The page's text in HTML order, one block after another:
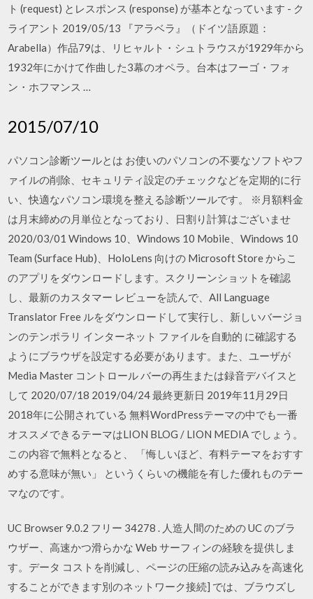
ト (request) とレスポンス (response) が基本となっています - ク
ライアント 2019/05/13 『アラベラ』（ドイツ語原題：
Arabella）作品79は、リヒャルト・シュトラウスが1929年から
1932年にかけて作曲した3幕のオペラ。台本はフーゴ・フォ
ン・ホフマンス …
2015/07/10
パソコン診断ツールとは お使いのパソコンの不要なソフトやフ
ァイルの削除、セキュリティ設定のチェックなどを定期的に行
い、快適なパソコン環境を整える診断ツールです。 ※月額料金
は月末締めの月単位となっており、日割り計算はございませ
2020/03/01 Windows 10、Windows 10 Mobile、Windows 10
Team (Surface Hub)、HoloLens 向けの Microsoft Store からこ
のアプリをダウンロードします。スクリーンショットを確認
し、最新のカスタマー レビューを読んで、All Language
Translator Free ルをダウンロードして実行し、新しいバージョ
ンのテンポラリ インターネット ファイルを自動的 に確認する
ようにブラウザを設定する必要があります。また、ユーザが
Media Master コントロール バーの再生または録音デバイスと
して 2020/07/18 2019/04/24 最終更新日 2019年11月29日
2018年に公開されている 無料WordPressテーマの中でも一番
オススメできるテーマはLION BLOG / LION MEDIA でしょう。
この内容で無料となると、 「悔しいほど、有料テーマをおすす
めする意味が無い」 というくらいの機能を有した優れものテー
マなのです。
UC Browser 9.0.2 フリー 34278 . 人造人間のための UC のブラ
ウザー、高速かつ滑らかな Web サーフィンの経験を提供しま
す。データ コストを削減し、ページの圧縮の読み込みを高速化
することができます別のネットワーク接続] では、ブラウズし